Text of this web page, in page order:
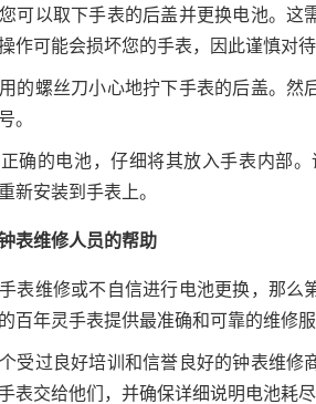
可以取下手表的后盖并更换电池。
作可能会损坏您的手表，因此谨慎对待
的螺丝刀小心地拧下手表的后盖。
。
确的电池，仔细将其放入手表内部
新安装到手表上。
表维修人员的帮助
表维修或不自信进行电池更换，那
百年灵手表提供最准确和可靠的维修服
受过良好培训和信誉良好的钟表维
表交给他们，并确保详细说明电池耗尽